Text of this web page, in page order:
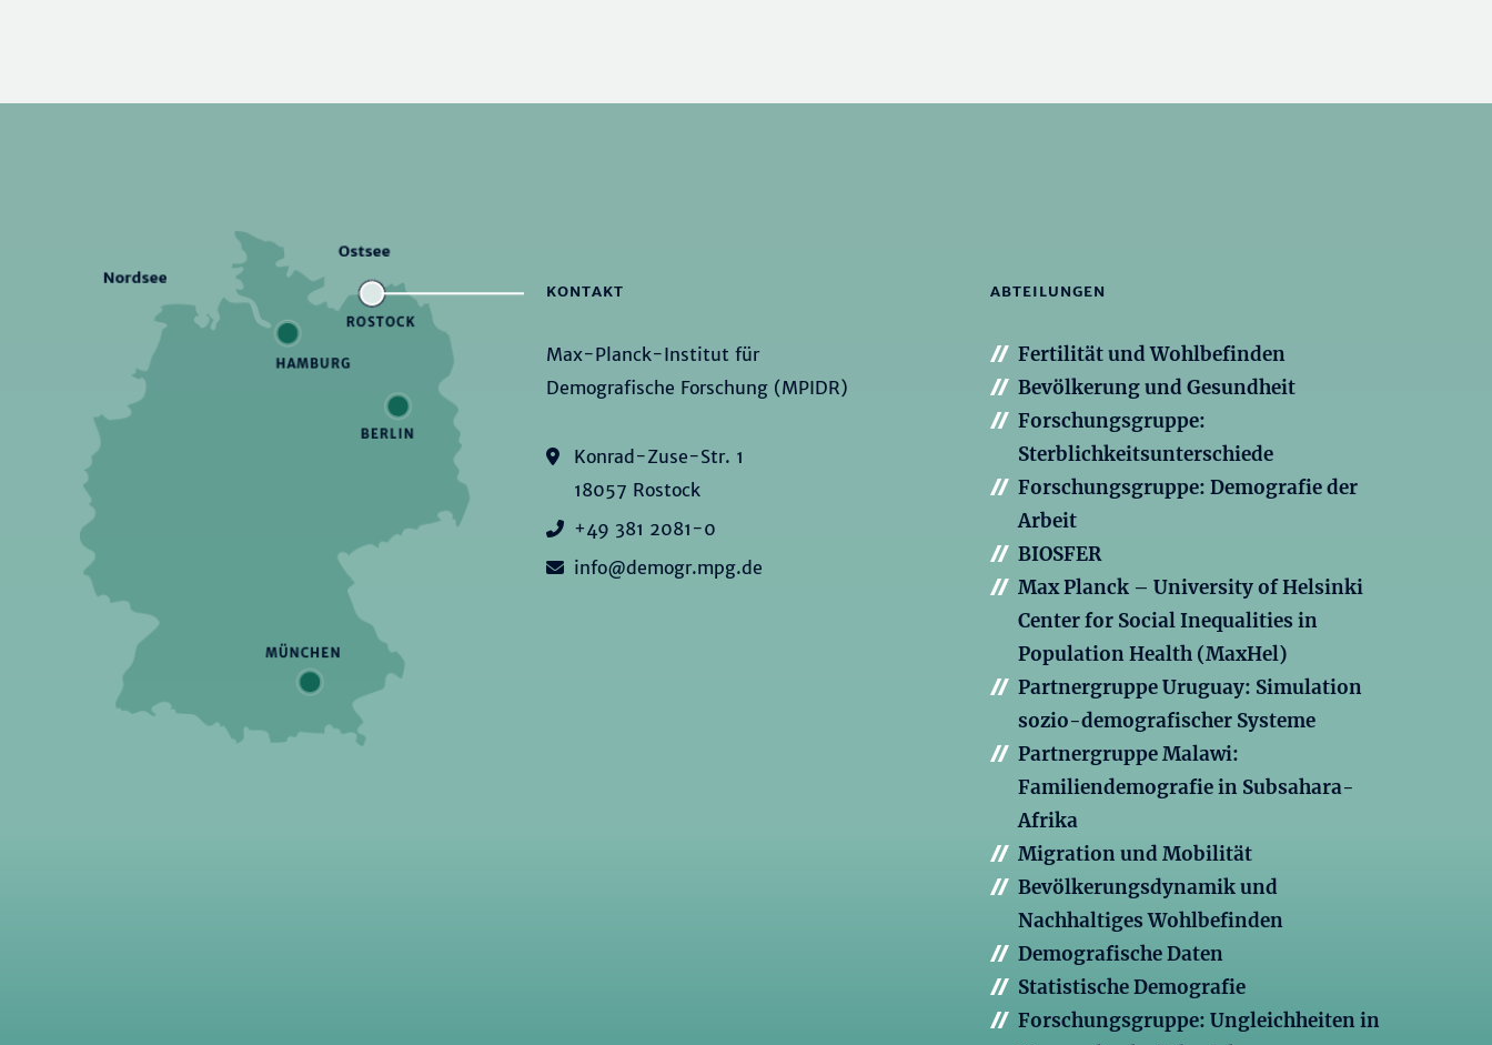
KONTAKT
Max-Planck-Institut für
Demografische Forschung (MPIDR)
Konrad-Zuse-Str. 1
18057 Rostock
+49 381 2081-0
info@demogr.mpg.de
ABTEILUNGEN
Fertilität und Wohlbefinden
Bevölkerung und Gesundheit
Forschungsgruppe:
Sterblichkeitsunterschiede
Forschungsgruppe: Demografie der
Arbeit
BIOSFER
Max Planck – University of Helsinki
Center for Social Inequalities in
Population Health (MaxHel)
Partnergruppe Uruguay: Simulation
sozio-demografischer Systeme
Partnergruppe Malawi:
Familiendemografie in Subsahara-
Afrika
Migration und Mobilität
Bevölkerungsdynamik und
Nachhaltiges Wohlbefinden
Demografische Daten
Statistische Demografie
Forschungsgruppe: Ungleichheiten in